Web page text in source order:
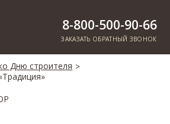
8-800-500-90-66
ЗАКАЗАТЬ ОБРАТНЫЙ ЗВОНОК
Дню строителя >